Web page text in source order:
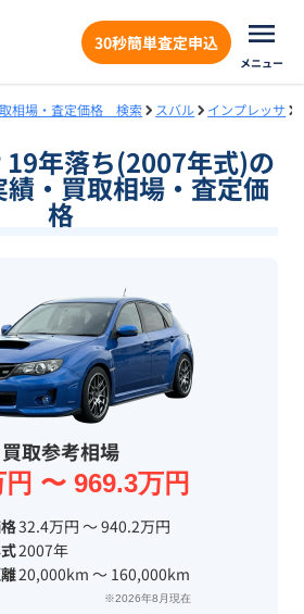
30秒簡単査定申込
メニュー
相場・査定価格 検索 スバル インプレッサ
19年落ち(2007年式)の
・買取相場・査定価
格
買取参考相場
〜 969.3万円
32.4万円 〜 940.2万円
2007年
20,000km 〜 160,000km
※2026年8月現在